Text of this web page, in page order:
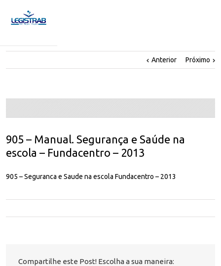
Anterior Próximo
905 – Manual. Segurança e Saúde na
escola – Fundacentro – 2013
905 – Seguranca e Saude na escola Fundacentro – 2013
Compartilhe este Post! Escolha a sua maneira: